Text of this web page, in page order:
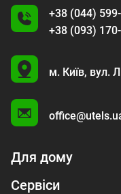
+38 (044)
+38 (093)
U
м. Київ, вул.
Для дому
Сервіси